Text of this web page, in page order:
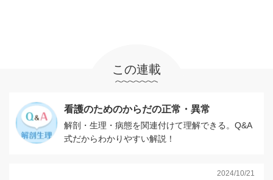
この連載
看護のためのからだの正常・異常
解剖・生理・病態を関連付けて理解できる。Q&A
式だからわかりやすい解説！
2024/10/21